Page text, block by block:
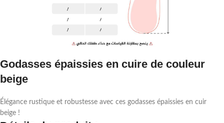
Godasses épaissies en cuire de couleur
beige
Élégance rustique et robustesse avec ces godasses épaissies en cuir
beige !